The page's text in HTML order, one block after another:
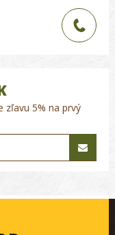
zľavu 5% na prvý